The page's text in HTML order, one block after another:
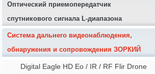
Оптический приемопередатчик
спутникового сигнала L-диапазона
Система дальнего видеонаблюдения,
обнаружения и сопровождения ЗОРКИЙ
Digital Eagle HD Eo / IR / RF Flir Drone